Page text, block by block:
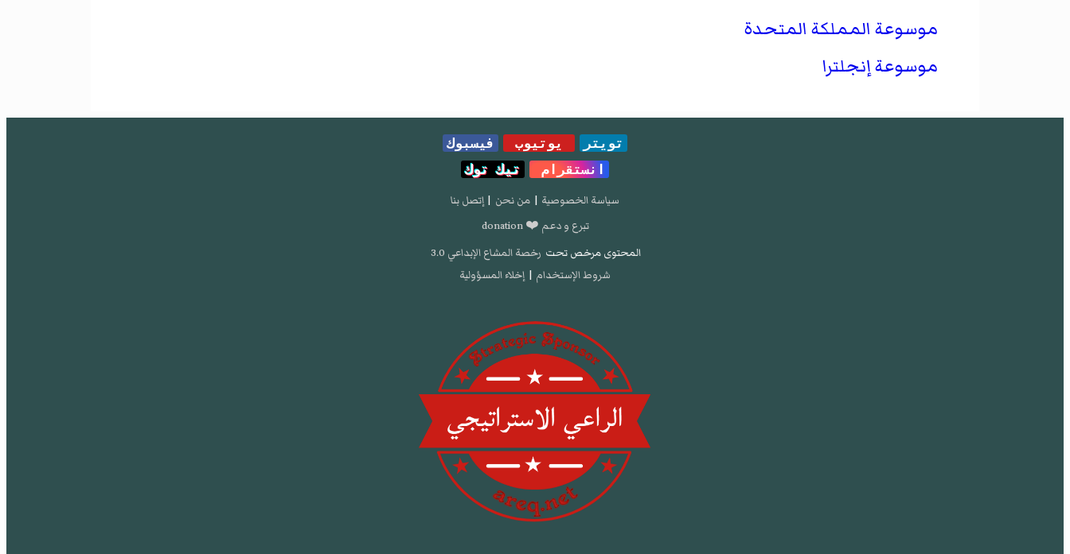
موسوعة المملكة المتحدة
موسوعة إنجلترا
تويتر يوتيوب
فيسبوك
انستقرام
تيك توك
سياسة الخصوصية | من نحن | إتصل بنا
تبرع و دعم ❤️ donation
المحتوى مرخص تحت رخصة المشاع الإبداعي 3.0
شروط الإستخدام | إخلاء المسؤولية